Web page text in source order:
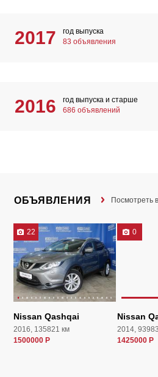
2017
год выпуска
83 объявления
2016
год выпуска и старше
686 объявлений
ОБЪЯВЛЕНИЯ Посмотреть
22
Nissan Qashqai
2016, 135821 км
1500000 Р
0
Nissan
2014,
1425000 Р